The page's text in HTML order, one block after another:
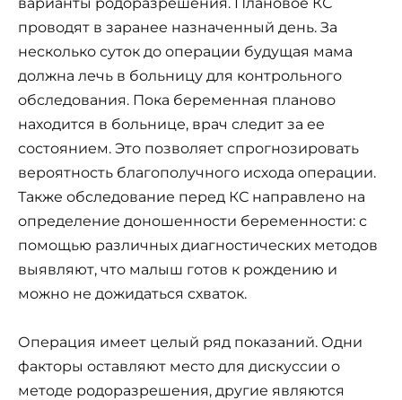
проводят в заранее назначенный день. За
несколько суток до операции будущая мама
должна лечь в больницу для контрольного
обследования. Пока беременная планово
находится в больнице, врач следит за ее
состоянием. Это позволяет спрогнозировать
вероятность благополучного исхода операции.
Также обследование перед КС направлено на
определение доношенности беременности: с
помощью различных диагностических методов
выявляют, что малыш готов к рождению и
можно не дожидаться схваток.
Операция имеет целый ряд показаний. Одни
факторы оставляют место для дискуссии о
методе родоразрешения, другие являются